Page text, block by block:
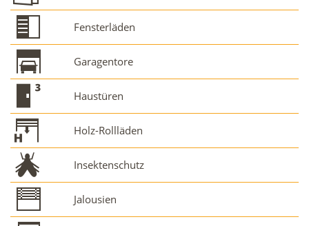
Fensterläden
Garagentore
Haustüren
Holz-Rollläden
Insektenschutz
Jalousien